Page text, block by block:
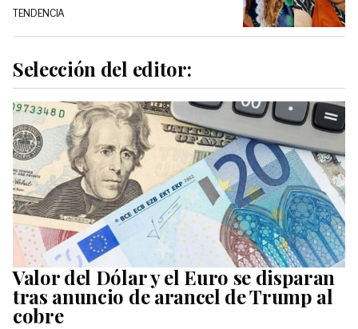
TENDENCIA
Selección del editor:
Valor del Dólar y el Euro se disparan
tras anuncio de arancel de Trump al
cobre